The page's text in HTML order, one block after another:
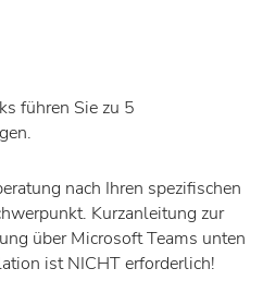
führen Sie zu 5
nach Ihren spezifischen
Kurzanleitung zur
über Microsoft Teams unten
ist NICHT erforderlich!